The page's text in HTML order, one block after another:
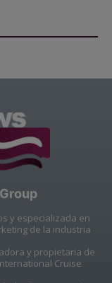
y especializada en
de la industria
y propietaria de
Cruise